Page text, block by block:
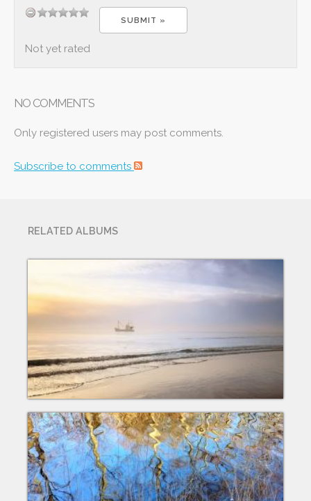
Not yet rated
NO COMMENTS
Only registered users may post comments.
Subscribe to comments
RELATED ALBUMS